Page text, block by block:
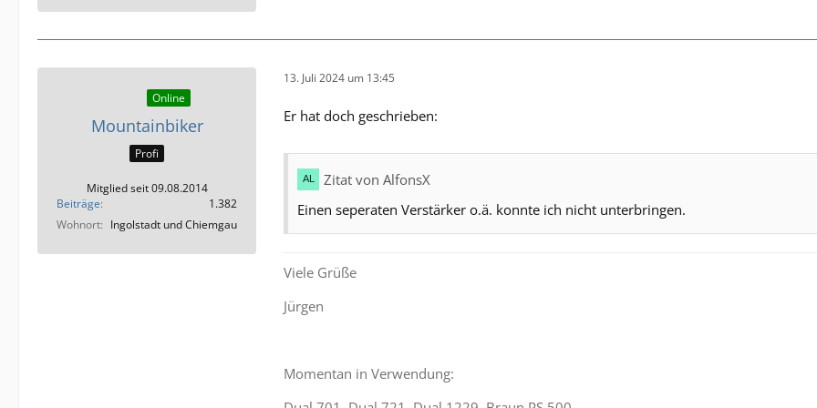
Online
Mountainbiker
Profi
Mitglied seit 09.08.2014
Beiträge
1.382
Wohnort
Ingolstadt und Chiemgau
13. Juli 2024 um 13:45
Er hat doch geschrieben:
Zitat von AlfonsX
Einen seperaten Verstärker o.ä. konnte ich nicht unterbringen.
Viele Grüße
Jürgen
Momentan in Verwendung: